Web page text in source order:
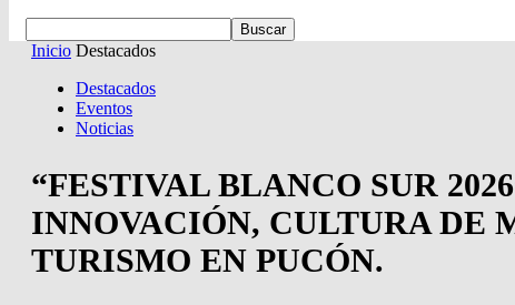
Inicio Destacados
Destacados
Eventos
Noticias
“FESTIVAL BLANCO SUR
INNOVACIÓN, CULTURA DE
TURISMO EN PUCÓN.